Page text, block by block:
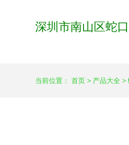
深圳市南山区蛇
当前位置： 首页 > 产品大全 >